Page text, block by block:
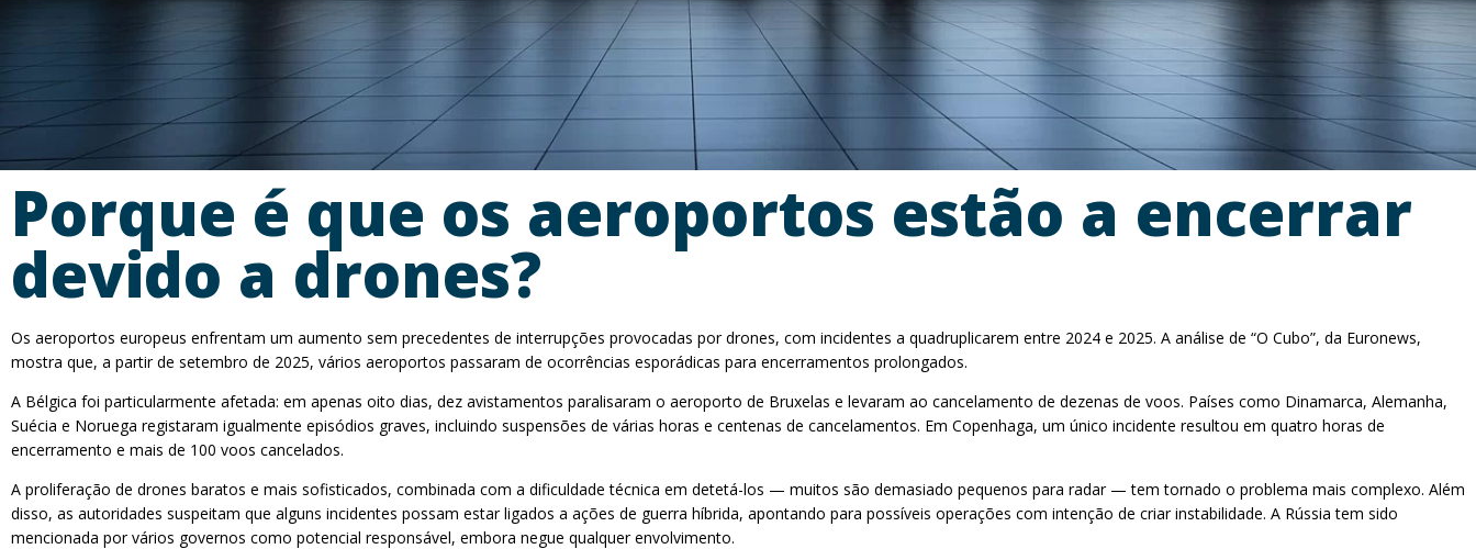
Porque é que os aeroportos estão a encerrar
devido a drones?
Os aeroportos europeus enfrentam um aumento sem precedentes de interrupções provocadas por drones, com incidentes a quadruplicarem entre 2024 e 2025. A análise de “O Cubo”, da Euronews,
mostra que, a partir de setembro de 2025, vários aeroportos passaram de ocorrências esporádicas para encerramentos prolongados.
A Bélgica foi particularmente afetada: em apenas oito dias, dez avistamentos paralisaram o aeroporto de Bruxelas e levaram ao cancelamento de dezenas de voos. Países como Dinamarca, Alemanha,
Suécia e Noruega registaram igualmente episódios graves, incluindo suspensões de várias horas e centenas de cancelamentos. Em Copenhaga, um único incidente resultou em quatro horas de
encerramento e mais de 100 voos cancelados.
A proliferação de drones baratos e mais sofisticados, combinada com a dificuldade técnica em detetá-los — muitos são demasiado pequenos para radar — tem tornado o problema mais complexo. Além
disso, as autoridades suspeitam que alguns incidentes possam estar ligados a ações de guerra híbrida, apontando para possíveis operações com intenção de criar instabilidade. A Rússia tem sido
mencionada por vários governos como potencial responsável, embora negue qualquer envolvimento.